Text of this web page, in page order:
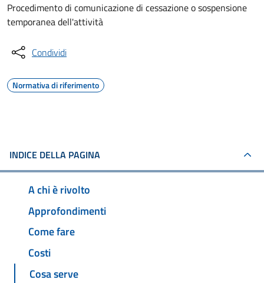
Procedimento di comunicazione di cessazione o sospensione
temporanea dell'attività
Condividi
Normativa di riferimento
INDICE DELLA PAGINA
A chi è rivolto
Approfondimenti
Come fare
Costi
Cosa serve